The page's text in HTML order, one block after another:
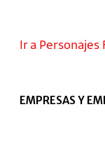
Ir a Personajes
EMPRESAS Y